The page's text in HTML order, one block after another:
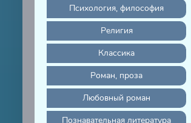
Психология, философия
Религия
Классика
Роман, проза
Любовный роман
Познавательная литература